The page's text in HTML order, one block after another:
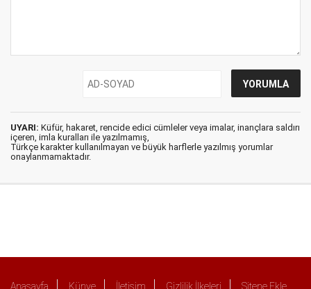
UYARI: Küfür, hakaret, rencide edici cümleler veya imalar, inançlara saldırı
içeren, imla kuralları ile yazılmamış,
Türkçe karakter kullanılmayan ve büyük harflerle yazılmış yorumlar
onaylanmamaktadır.
Anasayfa Künye İletişim Gizlilik İlkeleri Sitene Ekle